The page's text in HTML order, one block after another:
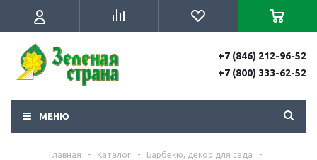
+7 (846) 212-96-52
+7 (800) 333-62-52
МЕНЮ
Главная - Каталог - Барбекю, декор для сада
-